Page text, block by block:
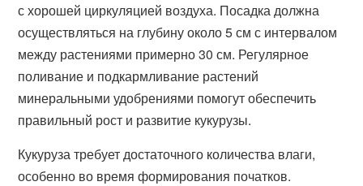
с хорошей циркуляцией воздуха. Посадка должна
осуществляться на глубину около 5 см с интервалом
между растениями примерно 30 см. Регулярное
поливание и подкармливание растений
минеральными удобрениями помогут обеспечить
правильный рост и развитие кукурузы.
Кукуруза требует достаточного количества влаги,
особенно во время формирования початков.